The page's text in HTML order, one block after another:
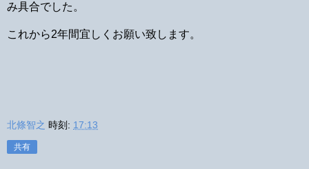
み具合でした。
これから2年間宜しくお願い致します。
北條智之 時刻: 17:13
共有